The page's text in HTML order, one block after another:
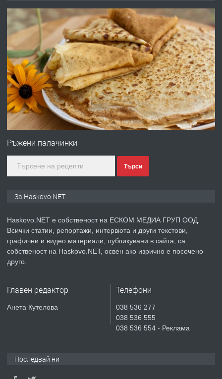
АПАРТАМЕНТ В ЦЕНТЪРА НА ГР.
ХАСКОВО
преди 4 дни
ПРЕДЛАГА Давам гараж под наем
преди 4 дни
ПРЕДЛАГА
№4120 Магазин/Офис под наем в кв.
преди 5 дни
ПРЕДЛАГА
Продавам парцел в гр. Хасково кв.
СГЛОБЯВАНЕ НА МЕБЕЛИ.
Ръжени палачинки
Търси
За Haskovo.NET
Haskovo.NET е собственост на ЕСКОМ МЕДИА ГРУП ООД.
Всички статии, репортажи, интервюта и други текстови,
графични и видео материали, публикувани в сайта, са
собственост на Haskovo.NET, освен ако изрично е посочено
друго.
Главен редактор
Анета Кутелова
Телефони
038 536 277
038 536 555
038 536 554 - Реклама
Последвай ни